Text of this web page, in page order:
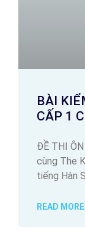
BÀI
CẤP 1
ĐỀ THI
cùng The
tiếng Hàn
READ